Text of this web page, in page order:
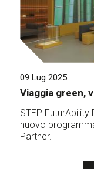
09 Lug 2025
Viaggia green,
STEP
nuovo
Partner.